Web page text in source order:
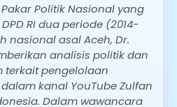
Politik Nasional yang
RI dua periode (2014-
nasional asal Aceh, Dr.
analisis politik dan
terkait pengelolaan
kanal YouTube Zulfan
Dalam wawancara